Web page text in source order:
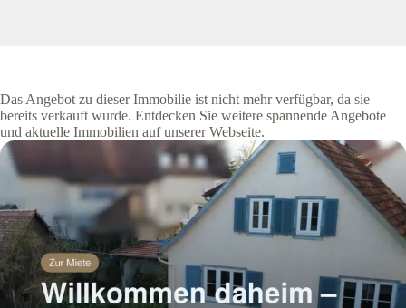
Das Angebot zu dieser Immobilie ist nicht mehr verfügbar, da sie
bereits verkauft wurde. Entdecken Sie weitere spannende Angebote
und aktuelle Immobilien auf unserer Webseite.